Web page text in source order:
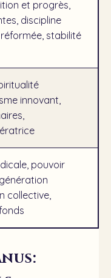
et progrès,
discipline
stabilité
innovant,
pouvoir
collective,